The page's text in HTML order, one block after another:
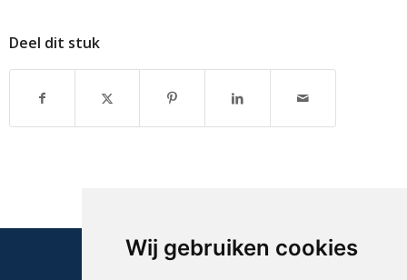
Wij gebruiken cookies
Deel dit stuk